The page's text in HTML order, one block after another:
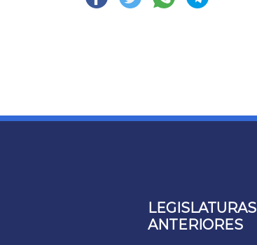
LEGISLATURAS
ANTERIORES